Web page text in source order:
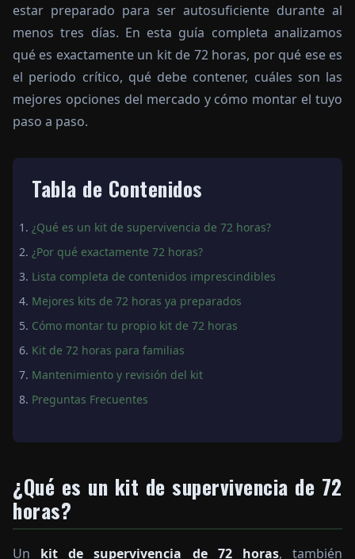
estar preparado para ser autosuficiente durante al
menos tres días. En esta guía completa analizamos
qué es exactamente un kit de 72 horas, por qué ese es
el periodo crítico, qué debe contener, cuáles son las
mejores opciones del mercado y cómo montar el tuyo
paso a paso.
Tabla de Contenidos
¿Qué es un kit de supervivencia de 72 horas?
¿Por qué exactamente 72 horas?
Lista completa de contenidos imprescindibles
Mejores kits de 72 horas ya preparados
Cómo montar tu propio kit de 72 horas
Kit de 72 horas para familias
Mantenimiento y revisión del kit
Preguntas Frecuentes
¿Qué es un kit de supervivencia de 72
horas?
Un kit de supervivencia de 72 horas, también